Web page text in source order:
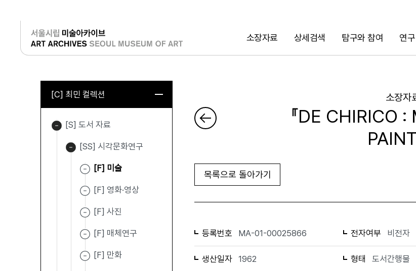
소장자료 상세검색 탐구와 참여 연구
검색
로그인
[C] 최민 컬렉션
[S] 도서 자료
[SS] 시각문화연구
[F] 미술
[F] 영화·영상
[F] 사진
[F] 매체연구
[F] 만화
소장자
『DE CHIRICO
목록으로 돌아가기
등록번호 MA-01-00025866 전자여부 비전자
생산일자 1962 형태 도서간행물